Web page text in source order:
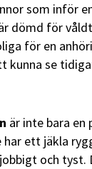
som inför
dömd för
för en
kunna se
är inte bara
ett jäkla
och